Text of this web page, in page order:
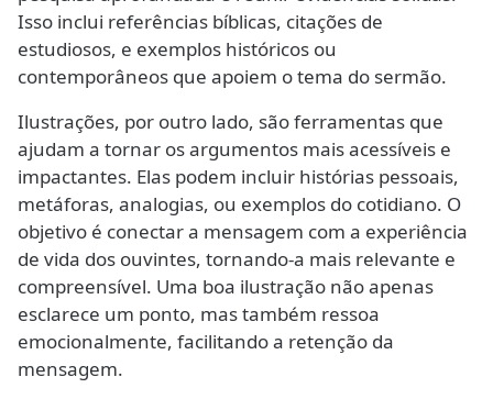
Isso inclui referências bíblicas, citações de
estudiosos, e exemplos históricos ou
contemporâneos que apoiem o tema do sermão.
Ilustrações, por outro lado, são ferramentas que
ajudam a tornar os argumentos mais acessíveis e
impactantes. Elas podem incluir histórias pessoais,
metáforas, analogias, ou exemplos do cotidiano. O
objetivo é conectar a mensagem com a experiência
de vida dos ouvintes, tornando-a mais relevante e
compreensível. Uma boa ilustração não apenas
esclarece um ponto, mas também ressoa
emocionalmente, facilitando a retenção da
mensagem.